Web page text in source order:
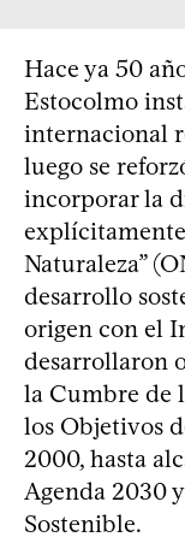
Hace ya 50
Estocolmo
internacional
luego se
incorporar la
Naturaleza”
desarrollo
origen con el
desarrollaron
la Cumbre de
los Objetivos
2000, hasta
Agenda 2030
Sostenible.